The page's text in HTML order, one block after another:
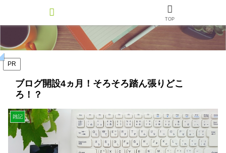
PR
ブログ開設4ヵ月！そろそろ踏ん張りどこ
ろ！？
雑記
TOP